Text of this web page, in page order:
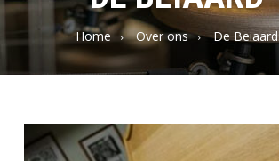
Home Over ons De Beiaard